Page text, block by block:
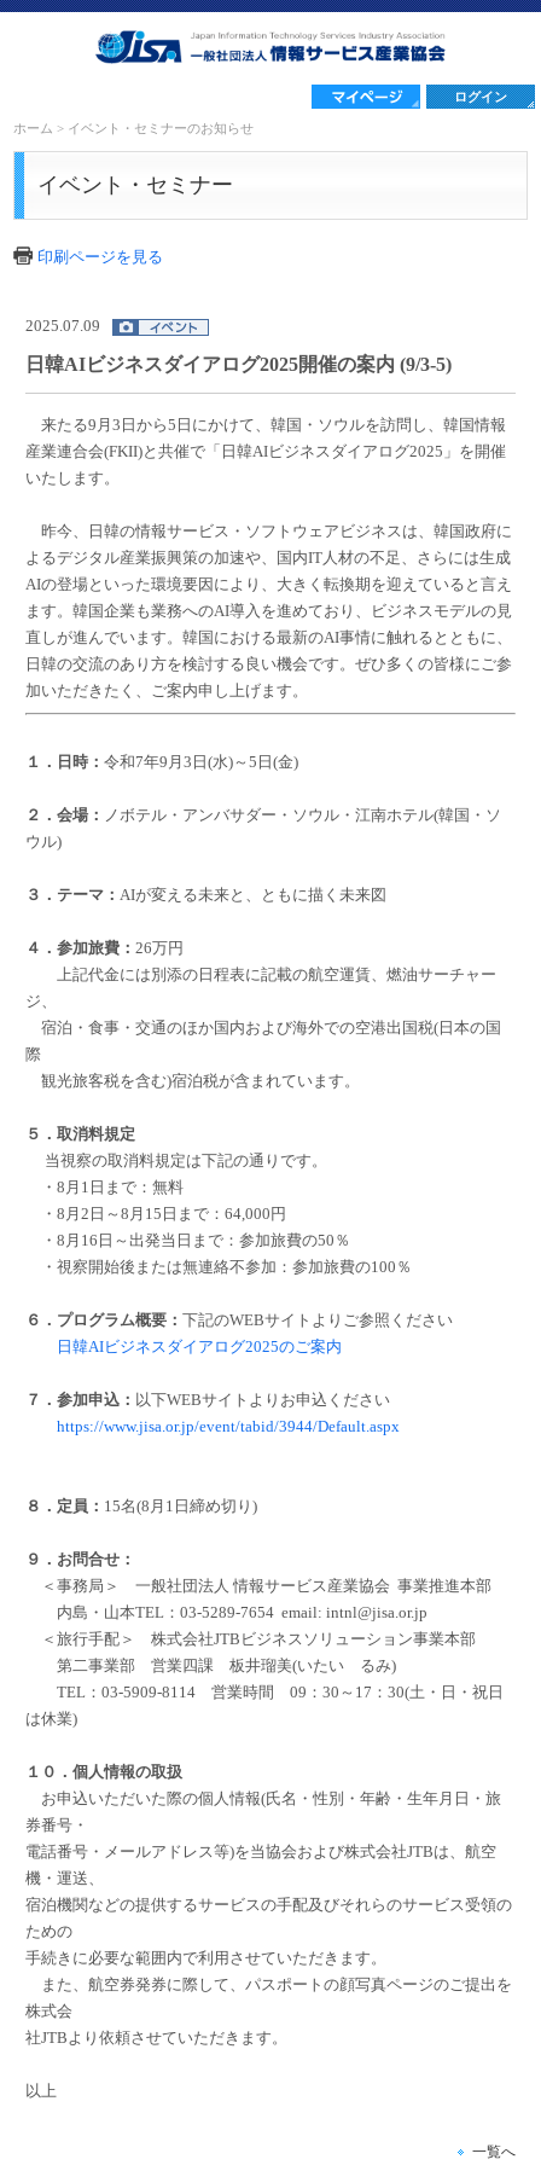
ログイン
ホーム > イベント・セミナーのお知らせ
イベント・セミナー
印刷ページを見る
2025.07.09
日韓AIビジネスダイアログ2025開催の案内 (9/3-5)
来たる9月3日から5日にかけて、韓国・ソウルを訪問し、韓国情報
産業連合会(FKII)と共催で「日韓AIビジネスダイアログ2025」を開催
いたします。
昨今、日韓の情報サービス・ソフトウェアビジネスは、韓国政府に
よるデジタル産業振興策の加速や、国内IT人材の不足、さらには生成
AIの登場といった環境要因により、大きく転換期を迎えていると言え
ます。韓国企業も業務へのAI導入を進めており、ビジネスモデルの見
直しが進んでいます。韓国における最新のAI事情に触れるとともに、
日韓の交流のあり方を検討する良い機会です。ぜひ多くの皆様にご参
加いただきたく、ご案内申し上げます。
１．日時：令和7年9月3日(水)～5日(金)
２．会場： ノボテル・アンバサダー・ソウル・江南ホテル(韓国・ソ
ウル)
３．テーマ：AIが変える未来と、ともに描く未来図
４．参加旅費：26万円
上記代金には別添の日程表に記載の航空運賃、燃油サーチャー
ジ、
宿泊・食事・交通のほか国内および海外での空港出国税(日本の国
際
観光旅客税を含む)宿泊税が含まれています。
５．取消料規定
当視察の取消料規定は下記の通りです。
・8月1日まで：無料
・8月2日～8月15日まで：64,000円
・8月16日～出発当日まで：参加旅費の50％
・視察開始後または無連絡不参加：参加旅費の100％
６．プログラム概要：下記のWEBサイトよりご参照ください
日韓AIビジネスダイアログ2025のご案内
７．参加申込： 以下WEBサイトよりお申込ください
https://www.jisa.or.jp/event/tabid/3944/Default.aspx
８．定員： 15名(8月1日締め切り)
９．お問合せ：
＜事務局＞ 一般社団法人 情報サービス産業協会 事業推進本部
内島・山本TEL：03-5289-7654 email: intnl@jisa.or.jp
＜旅行手配＞ 株式会社JTBビジネスソリューション事業本部
第二事業部 営業四課 板井瑠美(いたい るみ)
TEL：03-5909-8114 営業時間 09：30～17：30(土・日・祝日
は休業)
１０．個人情報の取扱
お申込いただいた際の個人情報(氏名・性別・年齢・生年月日・旅
券番号・
電話番号・メールアドレス等)を当協会および株式会社JTBは、航空
機・運送、
宿泊機関などの提供するサービスの手配及びそれらのサービス受領の
ための
手続きに必要な範囲内で利用させていただきます。
また、航空券発券に際して、パスポートの顔写真ページのご提出を
株式会
社JTBより依頼させていただきます。
以上
一覧へ